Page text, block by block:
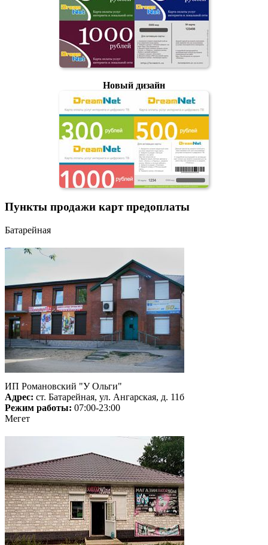
Новый дизайн
Пункты продажи карт предоплаты
Батарейная
ИП Романовский "У Ольги"
Адрес: ст. Батарейная, ул. Ангарская, д. 11б
Режим работы: 07:00-23:00
Мегет